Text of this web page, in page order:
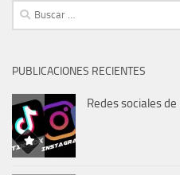
Buscar:
PUBLICACIONES RECIENTES
Redes sociales de